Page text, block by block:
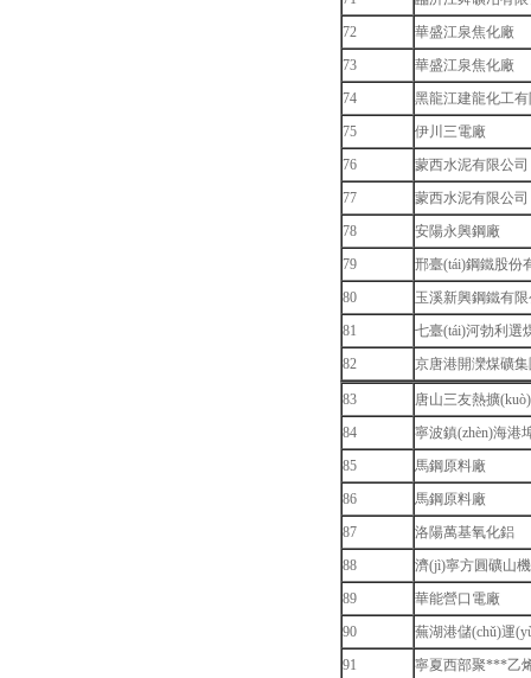
72
華盛江泉焦化廠
73
華盛江泉焦化廠
74
黑龍江建龍化工
75
伊川三電廠
76
蒙西水泥有限公司
77
蒙西水泥有限公司
78
安陽永興鋼廠
79
邢臺(tái)鋼鐵股份
80
玉溪新興鋼鐵有
81
七臺(tái)河勃利選
82
京唐港開灤煤礦集
83
唐山三友熱擴
84
寧波鎮(zhèn)海港
85
馬鋼原料廠
86
馬鋼原料廠
87
洛陽萬基氧化鋁
88
濟(jì)寧方圓礦山
89
華能營口電廠
90
蕪湖港儲(chǔ)運
91
寧夏西部聚***乙